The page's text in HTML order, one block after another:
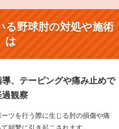
る野球肘の対処や施術
は
、テーピングや痛み止めで
過観察
ツを行う際に生じる肘の損傷や痛